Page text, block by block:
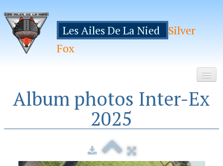
Les Ailes De La Nied
Silver
Fox
Accueil
Album photos Inter-Ex
2025